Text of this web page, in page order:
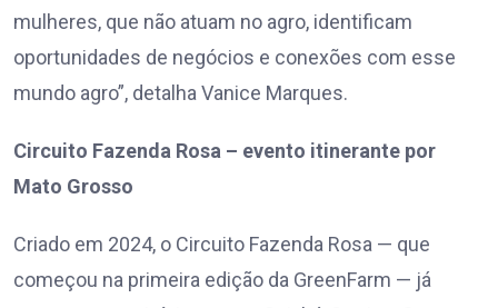
mulheres, que não atuam no agro, identificam
oportunidades de negócios e conexões com esse
mundo agro”, detalha Vanice Marques.
Circuito Fazenda Rosa – evento itinerante por
Mato Grosso
Criado em 2024, o Circuito Fazenda Rosa — que
começou na primeira edição da GreenFarm — já